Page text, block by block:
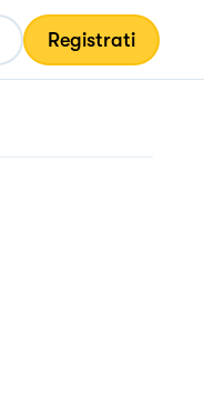
Registrati